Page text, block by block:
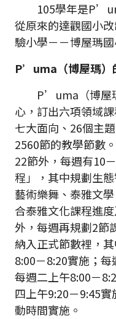
105學年是
從原來的達觀國小
驗小學－－博屋瑪國
P’uma（博屋瑪）
P’uma（博屋瑪
心，訂出六項領域
七大面向、26個主
2560節的教學節數
22節外，每週有10
程」，其中規劃生
藝術樂舞、泰雅文
合泰雅文化課程進
外，每週再規劃2節
納入正式節數裡，
8:00－8:20實施；
每週二上午8:00－
四上午9:20－9:45
動時間實施。